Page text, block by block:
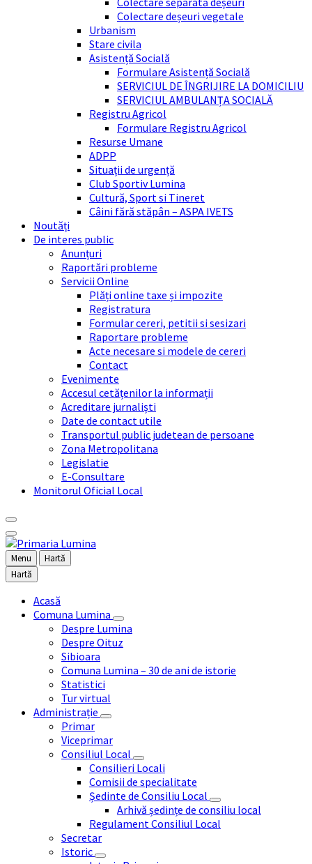
Colectare deșeuri vegetale
Urbanism
Stare civila
Asistență Socială
Formulare Asistență Socială
SERVICIUL DE ÎNGRIJIRE LA DOMICILIU
SERVICIUL AMBULANȚA SOCIALĂ
Registru Agricol
Formulare Registru Agricol
Resurse Umane
ADPP
Situații de urgență
Club Sportiv Lumina
Cultură, Sport si Tineret
Câini fără stăpân – ASPA IVETS
Noutăți
De interes public
Anunțuri
Raportări probleme
Servicii Online
Plăți online taxe și impozite
Registratura
Formular cereri, petitii si sesizari
Raportare probleme
Acte necesare si modele de cereri
Contact
Evenimente
Accesul cetățenilor la informații
Acreditare jurnaliști
Date de contact utile
Transportul public judetean de persoane
Zona Metropolitana
Legislatie
E-Consultare
Monitorul Oficial Local
Menu
Hartă
Hartă
Acasă
Comuna Lumina
Despre Lumina
Despre Oituz
Sibioara
Comuna Lumina – 30 de ani de istorie
Statistici
Tur virtual
Administrație
Primar
Viceprimar
Consiliul Local
Consilieri Locali
Comisii de specialitate
Ședinte de Consiliu Local
Arhivă ședințe de consiliu local
Regulament Consiliul Local
Secretar
Istoric